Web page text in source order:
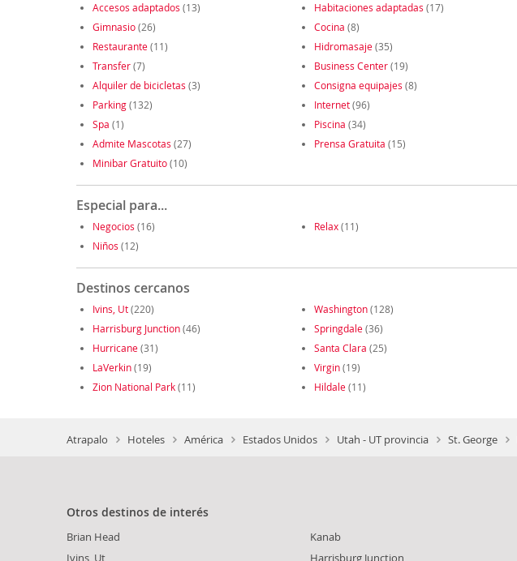
Accesos adaptados (13) Habitaciones adaptadas (17)
Gimnasio(26) Cocina (8)
Restaurante(11) Hidromasaje(35)
Transfer(7) Business Center(19)
Alquiler de bicicletas (3) Consigna equipajes (8)
Parking(132) Internet(96)
Spa (1) Piscina (34)
Admite Mascotas (27) Prensa Gratuita (15)
Minibar Gratuito(10)
Especial para...
Negocios (16) Relax(11)
Niños (12)
Destinos cercanos
Ivins, Ut(220) Washington(128)
Harrisburg Junction(46) Springdale(36)
Hurricane(31) Santa Clara (25)
LaVerkin(19) Virgin(19)
Zion National Park(11) Hildale(11)
Atrapalo Hoteles América Estados Unidos Utah - UT provincia St. George
Otros destinos de interés
Brian Head
Ivins, Ut
Kanab
Harrisburg Junction